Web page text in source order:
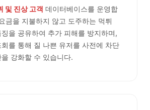
및 진상 고객 데이터베이스를 운영합
금을 지불하지 않고 도주하는 먹튀
을 공유하여 추가 피해를 방지하며,
를 통해 질 나쁜 유저를 사전에 차단
강화할 수 있습니다.